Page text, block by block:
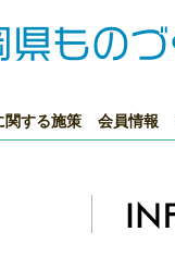
関する施策 会員情報